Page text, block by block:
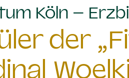
Köln –
der